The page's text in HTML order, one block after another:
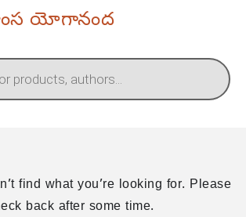
యోగానంద
find what you’re looking for. Please
back after some time.